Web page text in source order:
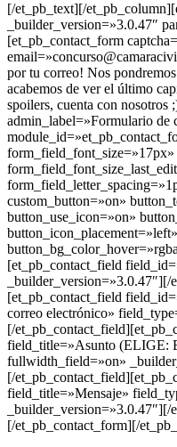
[/et_pb_text][/
_builder_version=»3.0.47″
[et_pb_contact_form
por tu correo! Nos
acabemos de ver el último
spoilers, cuenta con
admin_label=»Formulario de
custom_button=»on»
button_use_icon=»on»
[et_pb_contact_field
[et_pb_contact_field
correo electrónico»
[/
field_title=»Asunto (ELIGE:
fullwidth_field=»on»
[/
field_title=»Mensaje»
[/et_pb_contact_form][/